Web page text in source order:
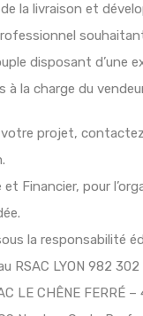
la livraison et
disposant d’une
à la charge du
projet, contactez
et Financier, pour
la responsabilité
LYON 982 302
LE CHÊNE FERRÉ –